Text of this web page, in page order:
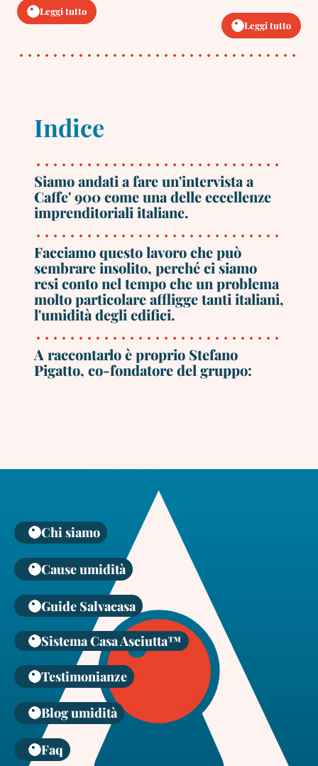
Leggi tutto
Leggi tutto
Indice
Siamo andati a fare un'intervista a
Caffe' 900 come una delle eccellenze
imprenditoriali italiane.
Facciamo questo lavoro che può
sembrare insolito, perché ci siamo
resi conto nel tempo che un problema
molto particolare affligge tanti italiani,
l'umidità degli edifici.
A raccontarlo è proprio Stefano
Pigatto, co-fondatore del gruppo:
Chi siamo
Cause umidità
Guide Salvacasa
Sistema Casa Asciutta™
Testimonianze
Blog umidità
Faq